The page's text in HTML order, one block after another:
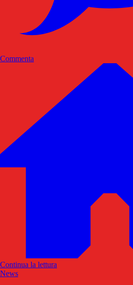
Commenta
Continua la lettura
News